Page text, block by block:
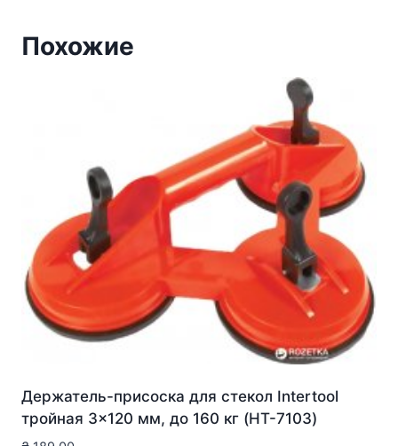
Похожие
Держатель-присоска для стекол Intertool
тройная 3×120 мм, до 160 кг (HT-7103)